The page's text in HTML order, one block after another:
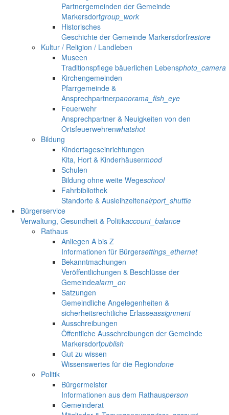
Partnergemeinden der Gemeinde
Markersdorfgroup_work
Historisches
Geschichte der Gemeinde Markersdorfrestore
Kultur / Religion / Landleben
Museen
Traditionspflege bäuerlichen Lebensphoto_camera
Kirchengemeinden
Pfarrgemeinde &
Ansprechpartnerpanorama_fish_eye
Feuerwehr
Ansprechpartner & Neuigkeiten von den
Ortsfeuerwehrenwhatshot
Bildung
Kindertageseinrichtungen
Kita, Hort & Kinderhäusermood
Schulen
Bildung ohne weite Wegeschool
Fahrbibliothek
Standorte & Ausleihzeitenairport_shuttle
Bürgerservice
Verwaltung, Gesundheit & Politikaccount_balance
Rathaus
Anliegen A bis Z
Informationen für Bürgersettings_ethernet
Bekanntmachungen
Veröffentlichungen & Beschlüsse der
Gemeindealarm_on
Satzungen
Gemeindliche Angelegenheiten &
sicherheitsrechtliche Erlasseassignment
Ausschreibungen
Öffentliche Ausschreibungen der Gemeinde
Markersdorfpublish
Gut zu wissen
Wissenswertes für die Regiondone
Politik
Bürgermeister
Informationen aus dem Rathausperson
Gemeinderat